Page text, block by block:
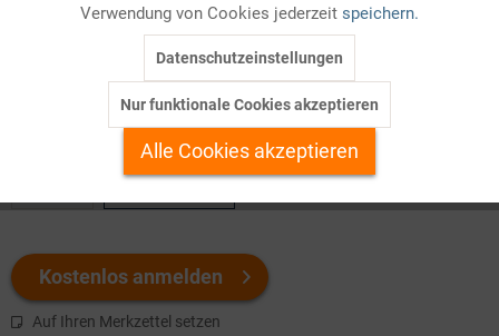
auch nur annähernd so viele militärische Stützpunkte jenseits
Welchen Download brauchen Sie?
s/w-Version
Kostenlos anmelden
Auf Ihren Merkzettel setzen
Personalisierung Inaktiv
Service
Verwendung von Cookies jederzeit speichern.
Datenschutzeinstellungen
Nur funktionale Cookies akzeptieren
Alle Cookies akzeptieren